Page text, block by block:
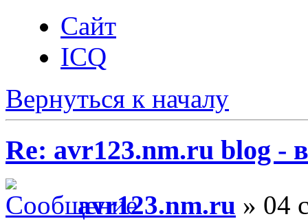
Сайт
ICQ
Вернуться к началу
Re: avr123.nm.ru blog -
avr123.nm.ru » 04